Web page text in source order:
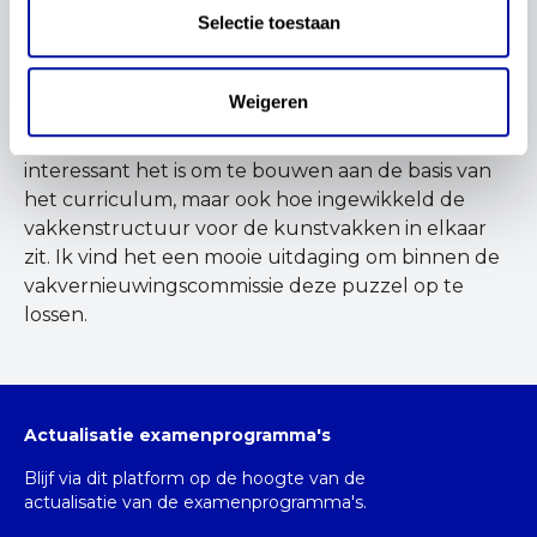
Selectie toestaan
Weigeren
drama) met KUA en Muziek (oude stijl). Een
ontzettende rijkdom aan kunstvakken in de
vakkenstructuur is het ook verwarrend voor
leerlingen (en collega's). Ik heb ervaren hoe
interessant het is om te bouwen aan de basis van
het curriculum, maar ook hoe ingewikkeld de
vakkenstructuur voor de kunstvakken in elkaar
zit. Ik vind het een mooie uitdaging om binnen de
vakvernieuwingscommissie deze puzzel op te
lossen.
Actualisatie examenprogramma's
Blijf via dit platform op de hoogte van de
actualisatie van de examenprogramma's.